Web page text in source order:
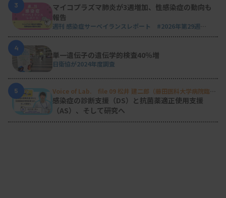
3
マイコプラズマ肺炎が3週増加、性感染症の動向も
報告
週刊 感染症サーベイランスレポート #2026年第29週
4
単一遺伝子の遺伝学的検査40％増
日衛協が2024年度調査
5
Voice of Lab. file 09 松井 建二郎（藤田医科大学病院臨床
検査部微生物遺伝子検査室）
感染症の診断支援（DS）と抗菌薬適正使用支援
（AS）、そして研究へ